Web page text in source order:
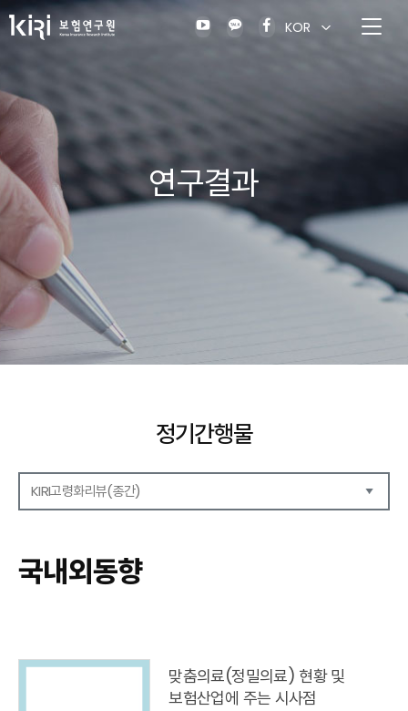
KOR
연구결과
정기간행물
KIRI고령화리뷰(종간)
보험금융연구
KIRI 리포트
이슈 분석(종간)
해외 학술연구 분석(종간)
국내외동향
맞춤의료(정밀의료) 현황 및
보험산업에 주는 시사점